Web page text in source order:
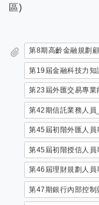
區)
第8期高齡金融規劃
第19屆金融科技力
第23屆外匯交易專
第42期信託業務人
第45屆初階外匯人
第45屆初階授信人
第46屆理財規劃人
第47期銀行內部控